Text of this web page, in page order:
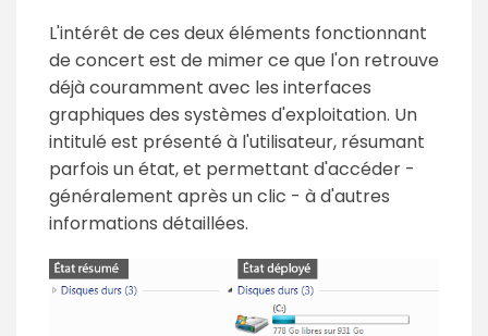
L'intérêt de ces deux éléments fonctionnant
de concert est de mimer ce que l'on retrouve
déjà couramment avec les interfaces
graphiques des systèmes d'exploitation. Un
intitulé est présenté à l'utilisateur, résumant
parfois un état, et permettant d'accéder -
généralement après un clic - à d'autres
informations détaillées.